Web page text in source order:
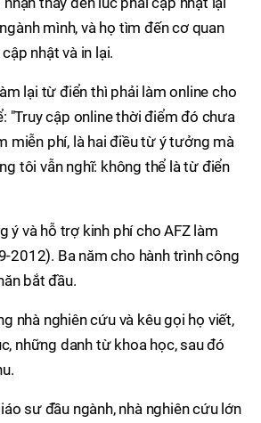
mình, và họ tìm đến cơ quan
nhật và in lại.
lại từ điển thì phải làm online cho
"Truy cập online thời điểm đó chưa
miễn phí, là hai điều từ ý tưởng mà
tôi vẫn nghĩ: không thể là từ điển
ý và hỗ trợ kinh phí cho AFZ làm
2012). Ba năm cho hành trình công
bắt đầu.
nhà nghiên cứu và kêu gọi họ viết,
những danh từ khoa học, sau đó
sư đầu ngành, nhà nghiên cứu lớn